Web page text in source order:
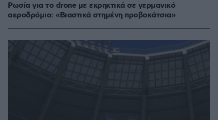
Ρωσία για το drone με εκρηκτικά σε γερμανικό
αεροδρόμιο: «Βιαστικά στημένη προβοκάτσια»